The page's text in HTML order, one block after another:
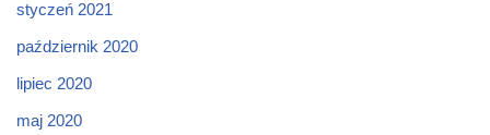
styczeń 2021
październik 2020
lipiec 2020
maj 2020